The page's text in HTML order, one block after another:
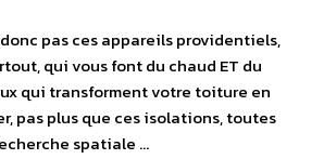
pas ces appareils providentiels,
qui vous font du chaud ET du
qui transforment votre toiture en
pas plus que ces isolations, toutes
spatiale …